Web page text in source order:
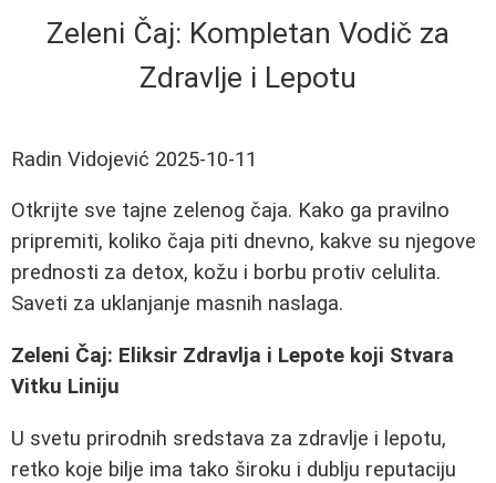
Zeleni Čaj: Kompletan Vodič za
Zdravlje i Lepotu
Radin Vidojević 2025-10-11
Otkrijte sve tajne zelenog čaja. Kako ga pravilno
pripremiti, koliko čaja piti dnevno, kakve su njegove
prednosti za detox, kožu i borbu protiv celulita.
Saveti za uklanjanje masnih naslaga.
Zeleni Čaj: Eliksir Zdravlja i Lepote koji Stvara
Vitku Liniju
U svetu prirodnih sredstava za zdravlje i lepotu,
retko koje bilje ima tako široku i dublju reputaciju